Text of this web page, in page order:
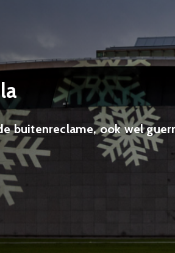
buitenreclame, ook wel